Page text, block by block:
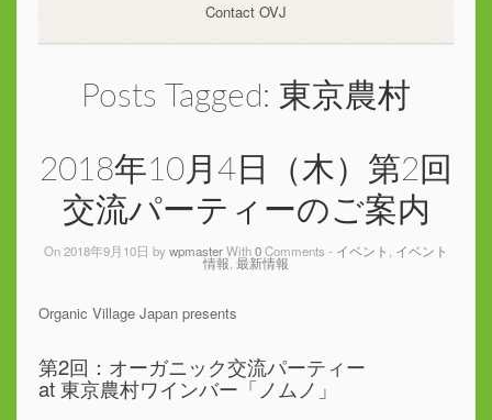
Contact OVJ
Posts Tagged: 東京農村
2018年10月4日（木）第2回
交流パーティーのご案内
On 2018年9月10日 bywpmasterWith0Comments - イベント , イベント
情報, 最新情報
Organic Village Japan presents
第2回：オーガニック交流パーティー
at 東京農村ワインバー「ノムノ」